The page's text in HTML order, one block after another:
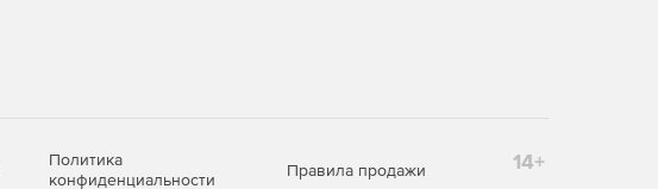
Политика
конфиденциальности
Правила продажи 14+